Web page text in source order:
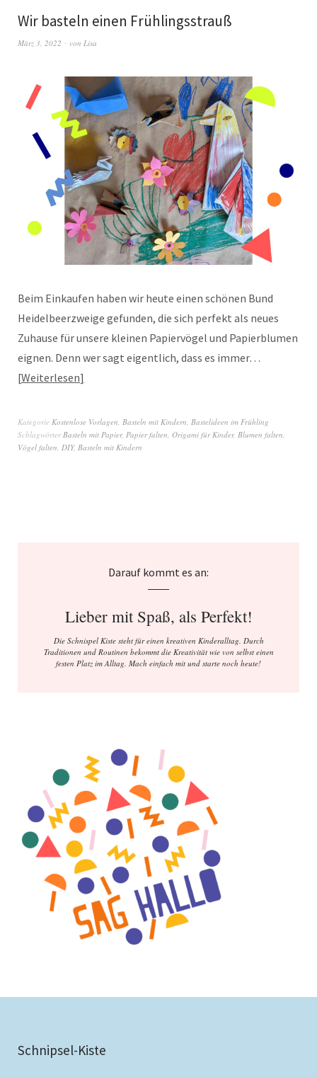
Wir basteln einen Frühlingsstrauß
März 3, 2022 von Lisa
Beim Einkaufen haben wir heute einen schönen Bund
Heidelbeerzweige gefunden, die sich perfekt als neues
Zuhause für unsere kleinen Papiervögel und Papierblumen
eignen. Denn wer sagt eigentlich, dass es immer…
Weiterlesen
Kategorie Kostenlose Vorlagen Basteln mit Kindern Bastelideen im Frühling
Schlagwörter Basteln mit Papier, Papier falten Origami für Kinder, Blumen falten
Vögel falten DIY, Basteln mit Kindern
Darauf kommt es an:
Lieber mit Spaß, als Perfekt!
Die Schnispel Kiste steht für einen kreativen Kinderalltag. Durch
Traditionen und Routinen bekommt die Kreativität wie von selbst einen
festen Platz im Alltag. Mach einfach mit und starte noch heute!
Schnipsel-Kiste